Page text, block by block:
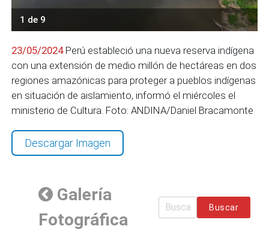
1 de 9
23/05/2024Perú estableció una nueva reserva indígena
con una extensión de medio millón de hectáreas en dos
regiones amazónicas para proteger a pueblos indígenas
en situación de aislamiento, informó el miércoles el
ministerio de Cultura. Foto: ANDINA/Daniel Bracamonte
Descargar Imagen
Galería
Fotográfica
Buscar